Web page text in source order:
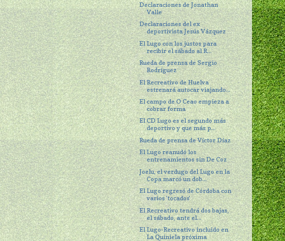
Declaraciones de Jonathan
Valle
Declaraciones del ex
deportivista Jesús Vázquez
El Lugo con los justos para
recibir el sábado al R...
Rueda de prensa de Sergio
Rodríguez
El Recreativo de Huelva
estrenará autocar viajando...
El campo de O Ceao empieza a
cobrar forma
El CD Lugo es el segundo más
deportivo y que más p...
Rueda de prensa de Víctor Díaz
El Lugo reanudó los
entrenamientos sin De Coz
Joelu, el verdugo del Lugo en la
Copa marcó un dob...
El Lugo regresó de Córdoba con
varios 'tocados'
El Recreativo tendrá dos bajas,
el sábado, ante el...
El Lugo-Recreativo incluido en
La Quiniela próxima